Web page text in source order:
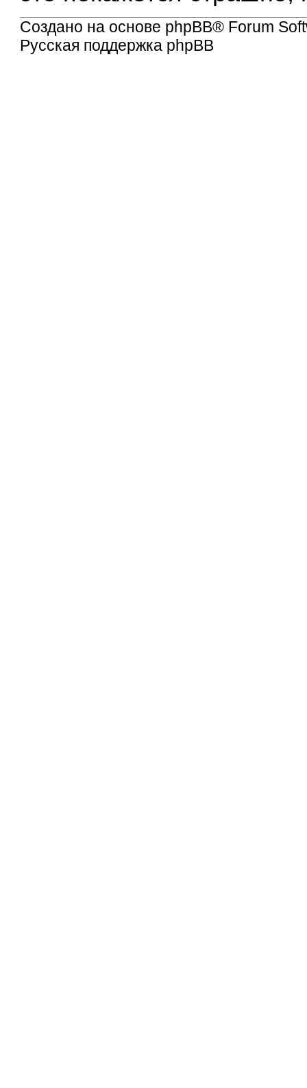
Создано на основе phpBB® Forum
Русская поддержка phpBB